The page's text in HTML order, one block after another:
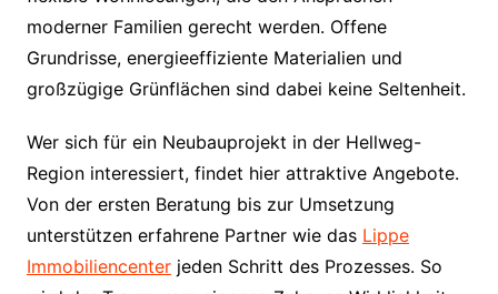
moderner Familien gerecht werden. Offene
Grundrisse, energieeffiziente Materialien und
großzügige Grünflächen sind dabei keine Seltenheit.
Wer sich für ein Neubauprojekt in der Hellweg-
Region interessiert, findet hier attraktive Angebote.
Von der ersten Beratung bis zur Umsetzung
unterstützen erfahrene Partner wie das Lippe
Immobiliencenterjeden Schritt des Prozesses. So